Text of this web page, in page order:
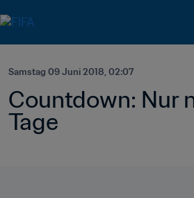
Samstag 09 Juni 2018, 02:07
Countdown: Nur
Tage